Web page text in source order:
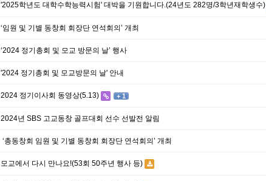
'2025학년도 대학수학능력시험' 대박을 기원합니다.(24년도 282명/3학년재학생수)
‘임원 및 기별 동창회 회장단 연석회의’ 개최
‘2024 정기총회 및 모교 방문의 날’ 행사
'2024 정기총회 및 모교방문의 날' 안내
2024 정기이사회 동영상(5.13) + 1
2024년 SBS 고교동창 골프대회 선수 선발전 알림
‘총동창회 임원 및 기별 동창회 회장단 연석회의’ 개최
모교에서 다시 만나요!(53회 50주년 행사 등)